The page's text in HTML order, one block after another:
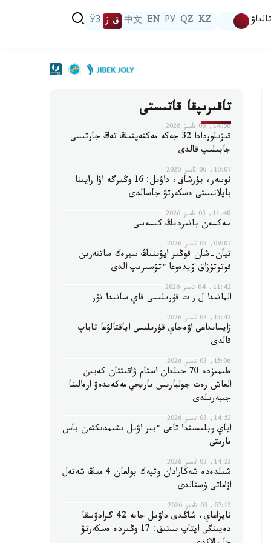
تالداۋ KZ
QZ
РУ
EN
中文 ق ز ЎЗ
تاقىرىپقا قاتىستى
14:56, 06 تامىز 2026
قىزىلوردادا 32 جەكە مەكتەپتىڭ تەڭ جارتىسى
جابىلىپ قالدى
10:07, 06 تامىز 2026
نوسەر، بۇرشاق، داۋىل: 16 وڭىرگە اۋا رايىنا
بايلانىستى ەسكەرتۋ جاسالدى
11:40, 05 تامىز 2026
سەكسەن باتىردىڭ كىسەسى
09:07, 05 تامىز 2026
تيان-شان قوڭىر ايۋىنىڭ سيرەك ساتتەرىن
فوتوتۇزاق ۆيدەوعا ءتۇسىرىپ الدى
11:42, 04 تامىز 2026
الماتىدا ل ر ت قۇرىلىسى قاي ساتىدا تۇر
15:42, 03 تامىز 2026
زايسانداعى اۋەجاي قۇرىلىسى اياقتالۋعا تاياپ
قالدى
15:06, 03 تامىز 2026
ەلىمىزدە 70 جىلدان استام ۋاقىتتان كەيىن
العاش رەت جولبارىس تاريحي مەكەندەۋ ارەالىنا
جىبەرىلدى
14:52, 03 تامىز 2026
اباي وبلىسىندا تاعى ءبىر اۋىل ىشىمدىكتەن باس
تارتتى
14:23, 03 تامىز 2026
شىلدەدە شەكارادان وتپەك بولعان 4 مىڭ شەتەل
ازاماتى ۇستالدى
07:12, 03 تامىز 2026
نايزاعاي، شاڭدى داۋىل جانە 42 گرادۋسقا
دەيىنگى اپتاپ ىستىق: 17 وڭىردە ەسكەرتۋ